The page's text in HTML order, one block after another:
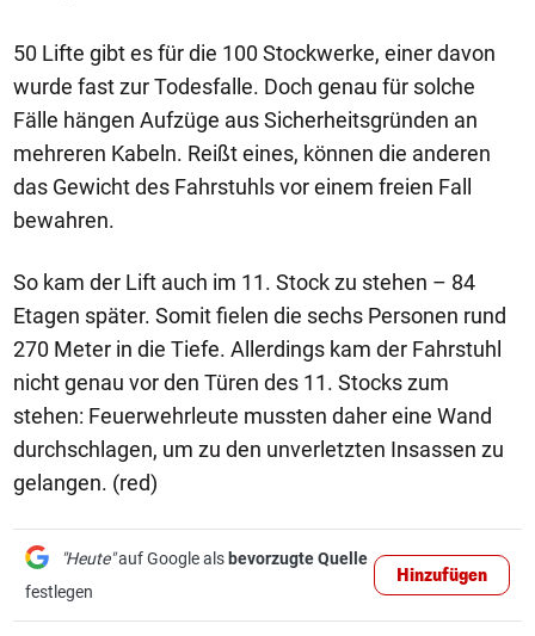
50 Lifte gibt es für die 100 Stockwerke, einer davon
wurde fast zur Todesfalle. Doch genau für solche
Fälle hängen Aufzüge aus Sicherheitsgründen an
mehreren Kabeln. Reißt eines, können die anderen
das Gewicht des Fahrstuhls vor einem freien Fall
bewahren.
So kam der Lift auch im 11. Stock zu stehen – 84
Etagen später. Somit fielen die sechs Personen rund
270 Meter in die Tiefe. Allerdings kam der Fahrstuhl
nicht genau vor den Türen des 11. Stocks zum
stehen: Feuerwehrleute mussten daher eine Wand
durchschlagen, um zu den unverletzten Insassen zu
gelangen. (red)
"Heute"auf Google als bevorzugte Quelle
festlegen
Hinzufügen